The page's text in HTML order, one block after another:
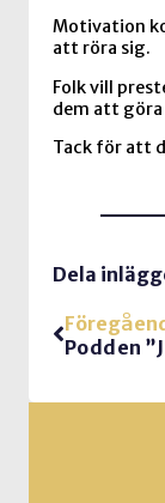
Motivation
att röra sig.
Folk vill
dem att göra
Tack för att
Dela